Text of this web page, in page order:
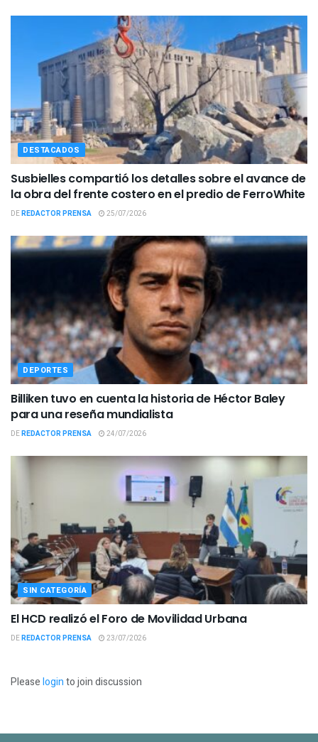
DESTACADOS
Susbielles compartió los detalles sobre el avance de
la obra del frente costero en el predio de FerroWhite
DEREDACTOR PRENSA 25/07/2026
DEPORTES
Billiken tuvo en cuenta la historia de Héctor Baley
para una reseña mundialista
DEREDACTOR PRENSA 24/07/2026
SIN CATEGORÍA
El HCD realizó el Foro de Movilidad Urbana
DEREDACTOR PRENSA 23/07/2026
Pleaseloginto join discussion